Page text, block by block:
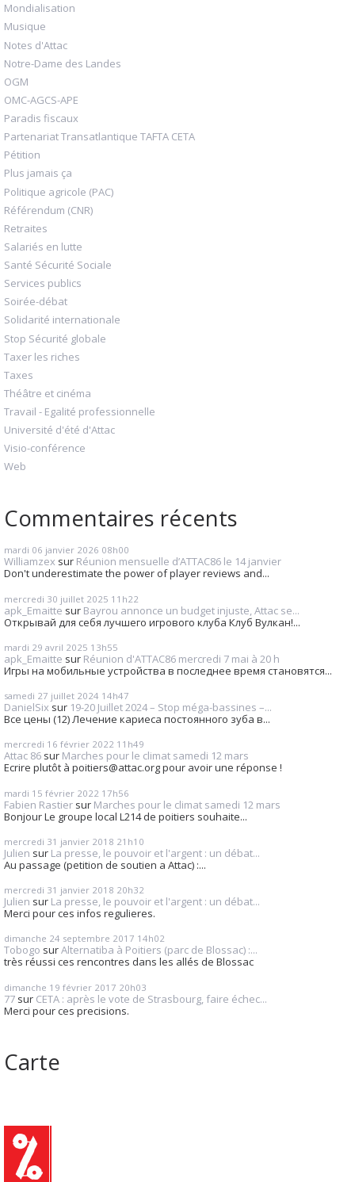
Mondialisation
Musique
Notes d'Attac
Notre-Dame des Landes
OGM
OMC-AGCS-APE
Paradis fiscaux
Partenariat Transatlantique TAFTA CETA
Pétition
Plus jamais ça
Politique agricole (PAC)
Référendum (CNR)
Retraites
Salariés en lutte
Santé Sécurité Sociale
Services publics
Soirée-débat
Solidarité internationale
Stop Sécurité globale
Taxer les riches
Taxes
Théâtre et cinéma
Travail - Egalité professionnelle
Université d'été d'Attac
Visio-conférence
Web
Commentaires récents
mardi 06 janvier 2026 08h00
Williamzex sur Réunion mensuelle d’ATTAC86 le 14 janvier
Don't underestimate the power of player reviews and...
mercredi 30 juillet 2025 11h22
apk_Emaitte sur Bayrou annonce un budget injuste, Attac se...
Открывай для себя лучшего игрового клуба Клуб Вулкан!...
mardi 29 avril 2025 13h55
apk_Emaitte sur Réunion d'ATTAC86 mercredi 7 mai à 20 h
Игры на мобильные устройства в последнее время становятся...
samedi 27 juillet 2024 14h47
DanielSix sur 19-20 Juillet 2024 – Stop méga-bassines –...
Все цены (12) Лечение кариеса постоянного зуба в...
mercredi 16 février 2022 11h49
Attac 86 sur Marches pour le climat samedi 12 mars
Ecrire plutôt à poitiers@attac.org pour avoir une réponse !
mardi 15 février 2022 17h56
Fabien Rastier sur Marches pour le climat samedi 12 mars
Bonjour Le groupe local L214 de poitiers souhaite...
mercredi 31 janvier 2018 21h10
Julien sur La presse, le pouvoir et l'argent : un débat...
Au passage (petition de soutien a Attac) :...
mercredi 31 janvier 2018 20h32
Julien sur La presse, le pouvoir et l'argent : un débat...
Merci pour ces infos regulieres.
dimanche 24 septembre 2017 14h02
Tobogo surAlternatiba à Poitiers (parc de Blossac) :...
très réussi ces rencontres dans les allés de Blossac
dimanche 19 février 2017 20h03
77 sur CETA : après le vote de Strasbourg, faire échec...
Merci pour ces precisions.
Carte